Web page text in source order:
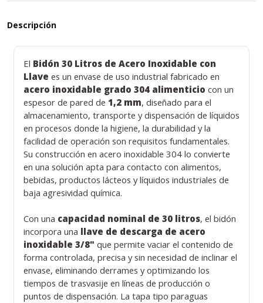
Descripción
El Bidón 30 Litros de Acero Inoxidable con
Llave es un envase de uso industrial fabricado en
acero inoxidable grado 304 alimenticio con un
espesor de pared de 1,2 mm, diseñado para el
almacenamiento, transporte y dispensación de líquidos
en procesos donde la higiene, la durabilidad y la
facilidad de operación son requisitos fundamentales.
Su construcción en acero inoxidable 304 lo convierte
en una solución apta para contacto con alimentos,
bebidas, productos lácteos y líquidos industriales de
baja agresividad química.
Con una capacidad nominal de 30 litros, el bidón
incorpora una llave de descarga de acero
inoxidable 3/8" que permite vaciar el contenido de
forma controlada, precisa y sin necesidad de inclinar el
envase, eliminando derrames y optimizando los
tiempos de trasvasije en líneas de producción o
puntos de dispensación. La tapa tipo paraguas